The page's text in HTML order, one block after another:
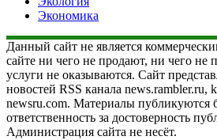
Экономика
Данный сайт не является
сайте ни чего не продают, ни чего не
услуги не оказываются. Сайт
новостей RSS канала news.rambler.ru,
newsru.com. Материалы публикуются
ответственность за достоверность
Администрация сайта не несёт.